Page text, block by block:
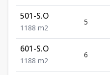
501-S.O
1 1 88 m2
5
601-S.O
1 1 88 m2
6